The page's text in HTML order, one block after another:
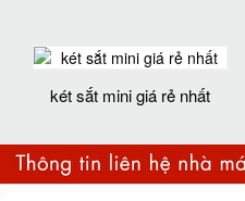
két sắt mini giá rẻ nhất